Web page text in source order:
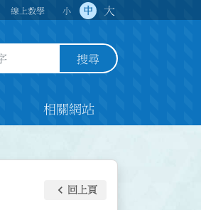
線上教學 小 中 大
搜尋
相關網站
keyboard_arrow_left 回上頁